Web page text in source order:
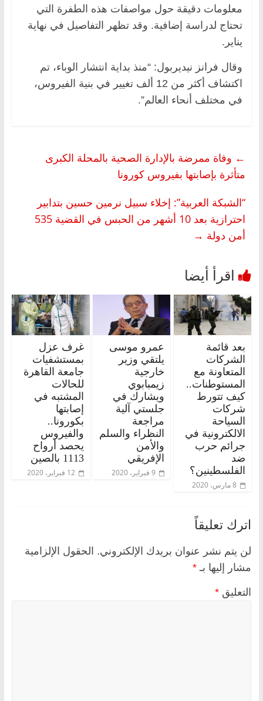
معلومات دقيقة حول مواصفات هذه الطفرة التي
تحتاج لدراسة إضافية. وقد تظهر التفاصيل في نهاية
يناير.
وقال فرانز نيديربول: “منذ بداية انتشار الوباء، تم
اكتشاف أكثر من 12 ألف تغيير في بنية الفيروس،
في مختلف أنحاء العالم”.
← وفاة ممرضة بالإدارة الصحية بالمحلة الكبرى
متأثرة بإصابتها بفيروس كورونا
“الشبكة العربية”: إخلاء سبيل نرمين حسين بتدابير
احترازية بعد 10 أشهر من الحبس في القضية 535
أمن دولة →
بعد قائمة
الشركات
المتعاونة مع
المستوطنات..
كيف تتورط
شركات
السياحة
الالكترونية في
جرائم حرب
ضد
الفلسطينين؟
8 مارس، 2020
عمرو موسى
يلتقي وزير
خارجية
زيمبابوي
ويشارك في
جلستي آلية
مراجعة
النظراء والسلم
والأمن
الإفريقي
9 فبراير، 2020
غرف عزل
بمستشفيات
جامعة القاهرة
للحالات
المشتبه في
إصابتها
بكورونا..
والفيروس
يحصد أرواح
1113 بالصين
12 فبراير، 2020
اترك تعليقاً
لن يتم نشر عنوان بريدك الإلكتروني. الحقول الإلزامية
مشار إليها بـ *
التعليق *